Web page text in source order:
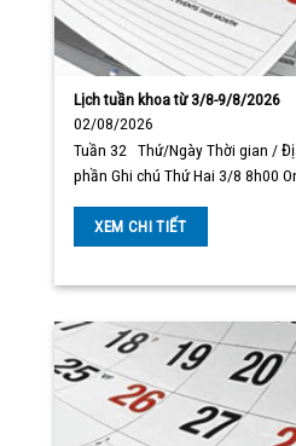
Lịch tuần khoa từ 3/8-9/8/2026
02/08/2026
Tuần 32 Thứ/Ngày Thời gian /
phần Ghi chú Thứ Hai 3/8 8h00
XEM CHI TIẾT